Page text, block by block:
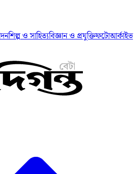
শিল্প ও সাহিত্যবিজ্ঞান ও প্রযুক্তিফটোআর্কাইভ